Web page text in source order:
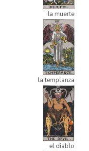
la muerte
la templanza
el diablo